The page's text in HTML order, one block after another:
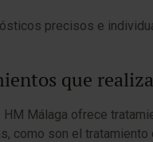
precisos e
que
HM Málaga ofrece
como son el